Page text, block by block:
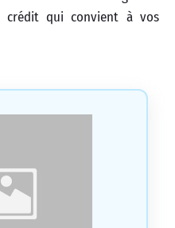
crédit qui convient à vos